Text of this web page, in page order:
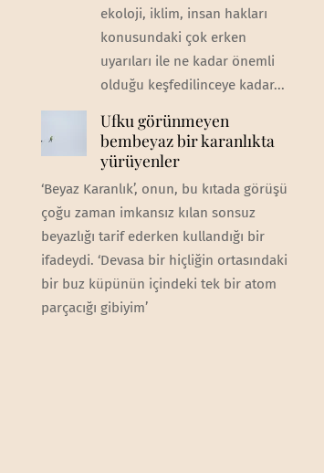
ekoloji, iklim, insan hakları
konusundaki çok erken
uyarıları ile ne kadar önemli
olduğu keşfedilinceye kadar...
Ufku görünmeyen
bembeyaz bir karanlıkta
yürüyenler
‘Beyaz Karanlık’, onun, bu kıtada görüşü
çoğu zaman imkansız kılan sonsuz
beyazlığı tarif ederken kullandığı bir
ifadeydi. ‘Devasa bir hiçliğin ortasındaki
bir buz küpünün içindeki tek bir atom
parçacığı gibiyim’